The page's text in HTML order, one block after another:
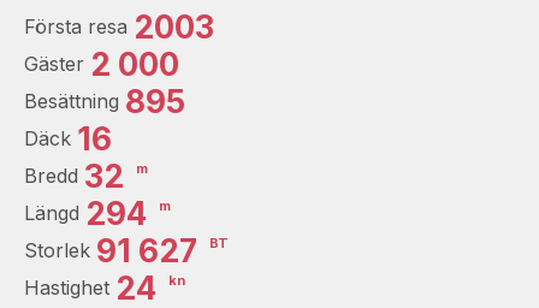
Första resa 2003
Gäster 2 000
Besättning 895
Däck 16
Bredd 32 m
Längd 294 m
Storlek 91 627 BT
Hastighet 24 kn